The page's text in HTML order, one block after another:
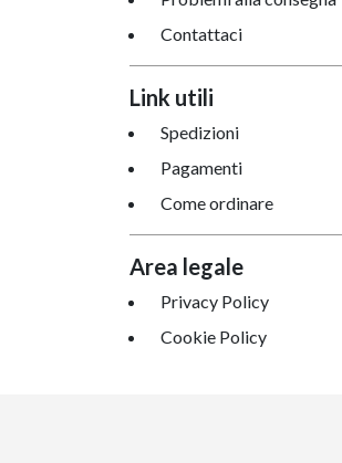
Contattaci
Link utili
Spedizioni
Pagamenti
Come ordinare
Area legale
Privacy Policy
Cookie Policy